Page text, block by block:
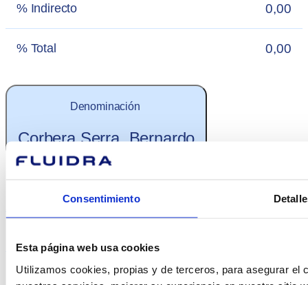
Consentimiento
Esta página web usa cookies
Utilizamos cookies, propias y de terceros, para asegurar el
% Indirecto 0,00
% Total 0,00
Denominación
Corbera Serra, Bernardo
% Directo 0,11
% Total 0,26